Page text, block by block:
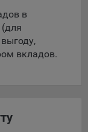
страницы
целевой
в
вкладов.